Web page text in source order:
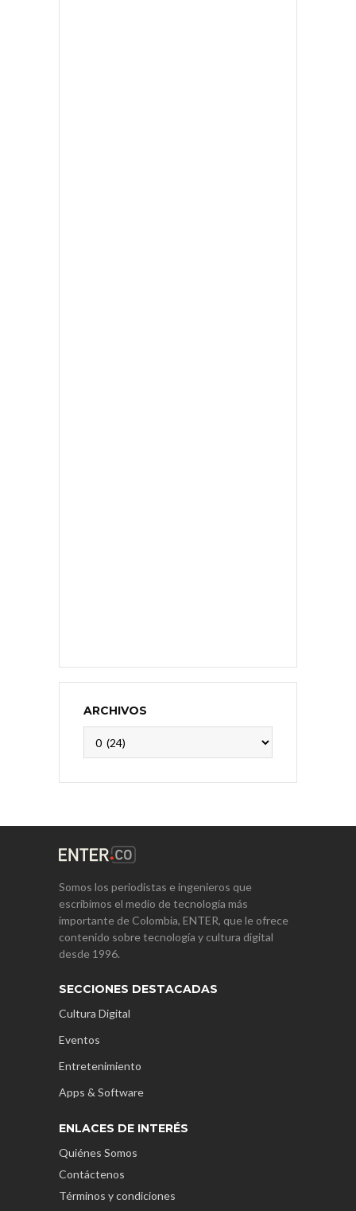
ARCHIVOS
Somos los periodistas e ingenieros que
escribimos el medio de tecnología más
importante de Colombia, ENTER, que le ofrece
contenido sobre tecnología y cultura digital
desde 1996.
SECCIONES DESTACADAS
Cultura Digital
Eventos
Entretenimiento
Apps & Software
ENLACES DE INTERÉS
Quiénes Somos
Contáctenos
Términos y condiciones